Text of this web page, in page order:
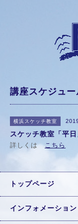
講座スケジュー
横浜スケッチ教室
スケッチ教室「平
詳しくはこちら
トップページ
インフォメーション